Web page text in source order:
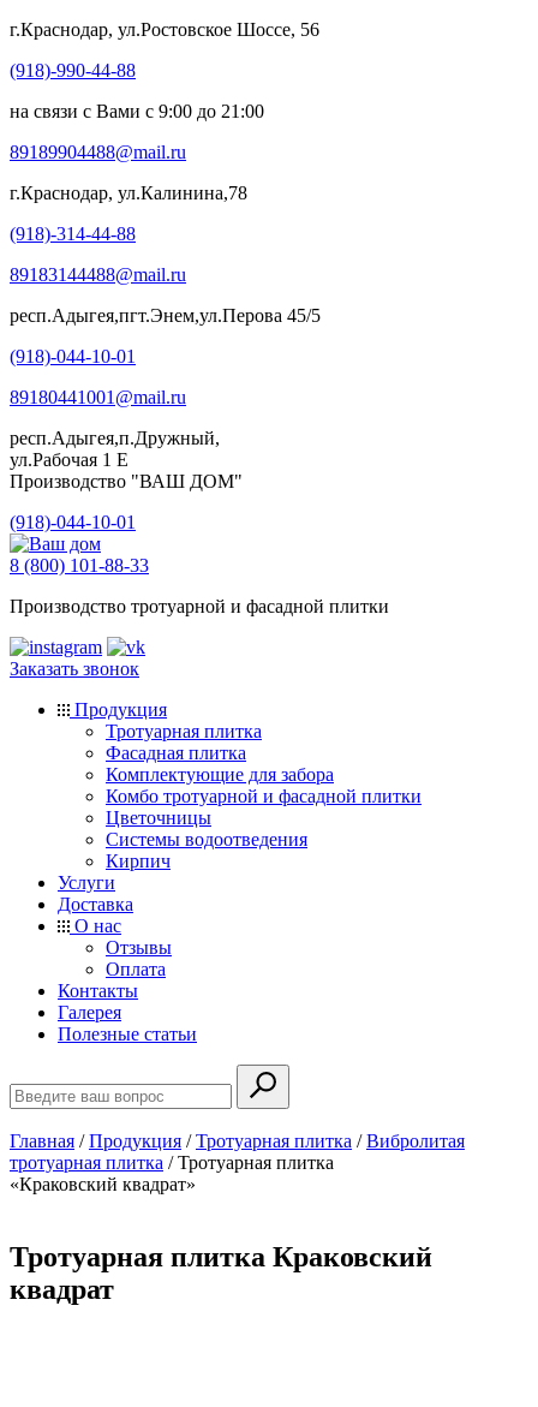
г.Краснодар, ул.Ростовское Шоссе, 56
(918)-990-44-88
на связи с Вами с 9:00 до 21:00
89189904488@mail.ru
г.Краснодар, ул.Калинина,78
(918)-314-44-88
89183144488@mail.ru
респ.Адыгея,пгт.Энем,ул.Перова 45/5
(918)-044-10-01
89180441001@mail.ru
респ.Адыгея,п.Дружный,
ул.Рабочая 1 Е
Производство "ВАШ ДОМ"
(918)-044-10-01
8 (800) 101-88-33
Производство тротуарной и фасадной плитки
Заказать звонок
Продукция
Тротуарная плитка
Фасадная плитка
Комплектующие для забора
Комбо тротуарной и фасадной плитки
Цветочницы
Системы водоотведения
Кирпич
Услуги
Доставка
О нас
Отзывы
Оплата
Контакты
Галерея
Полезные статьи
Главная / Продукция / Тротуарная плитка / Вибролитая
тротуарная плитка / Тротуарная плитка
«Краковский квадрат»
Тротуарная плитка Краковский
квадрат